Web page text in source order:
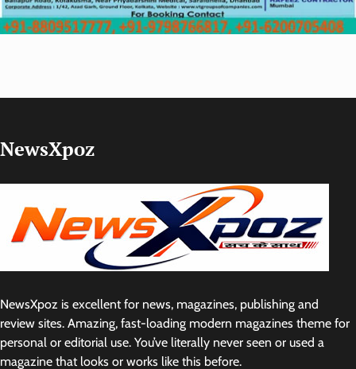
NewsXpoz
NewsXpoz is excellent for news, magazines, publishing and
review sites. Amazing, fast-loading modern magazines theme for
personal or editorial use. You’ve literally never seen or used a
magazine that looks or works like this before.